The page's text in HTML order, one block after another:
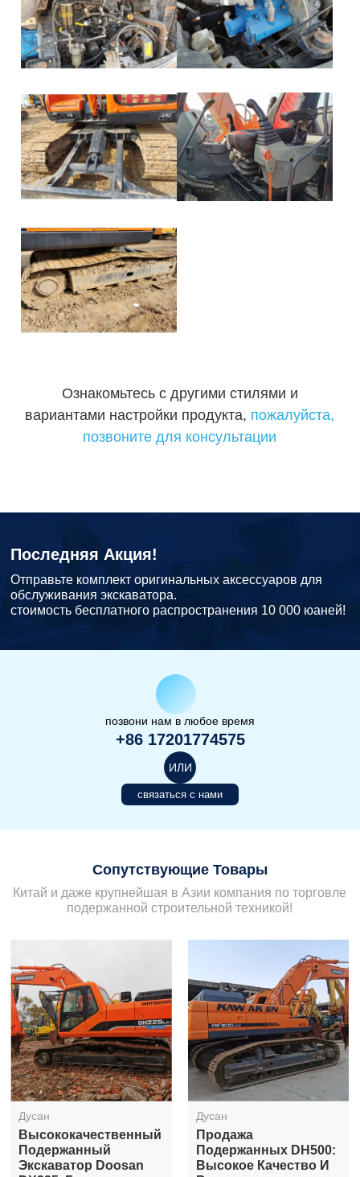
Ознакомьтесь с другими стилями и
вариантами настройки продукта, пожалуйста,
позвоните для консультации
Последняя Акция!
Отправьте комплект оригинальных аксессуаров для
обслуживания экскаватора.
стоимость бесплатного распространения 10 000 юаней!
позвони нам в любое время
+86 17201774575
ИЛИ
связаться с нами
Сопутствующие Товары
Китай и даже крупнейшая в Азии компания по торговле
подержанной строительной техникой!
Дусан
Высококачественный
Подержанный
Экскаватор Doosan
Дусан
Продажа
Подержанных DH500:
Высокое Качество И